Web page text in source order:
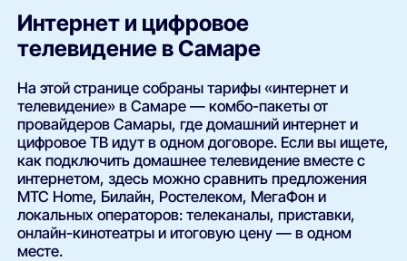
Интернет и цифровое
телевидение в Самаре
На этой странице собраны тарифы «интернет и
телевидение» в Самаре — комбо-пакеты от
провайдеров Самары, где домашний интернет и
цифровое ТВ идут в одном договоре. Если вы ищете,
как подключить домашнее телевидение вместе с
интернетом, здесь можно сравнить предложения
МТС Home, Билайн, Ростелеком, МегаФон и
локальных операторов: телеканалы, приставки,
онлайн-кинотеатры и итоговую цену — в одном
месте.